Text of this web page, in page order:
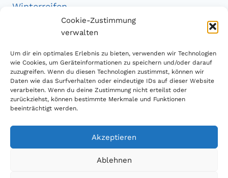
Cookie-Zustimmung
verwalten
Um dir ein optimales Erlebnis zu bieten, verwenden wir Technologien
wie Cookies, um Geräteinformationen zu speichern und/oder darauf
zuzugreifen. Wenn du diesen Technologien zustimmst, können wir
Daten wie das Surfverhalten oder eindeutige IDs auf dieser Website
verarbeiten. Wenn du deine Zustimmung nicht erteilst oder
zurückziehst, können bestimmte Merkmale und Funktionen
beeinträchtigt werden.
Akzeptieren
Ablehnen
Winterreifen
Winterreifentest
Empfehlungen
Handytarifvergleich
Luftsport Magazin